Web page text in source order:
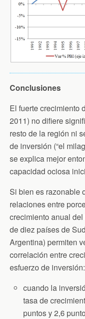
Conclusiones
El fuerte crecimiento
2011) no difiere
resto de la región ni
de inversión (“el
se explica mejor
capacidad ociosa
Si bien es razonable
relaciones entre
crecimiento anual
de diez países de
Argentina) permiten
correlación entre
esfuerzo de inversión:
cuando la
tasa de
puntos y 2,6